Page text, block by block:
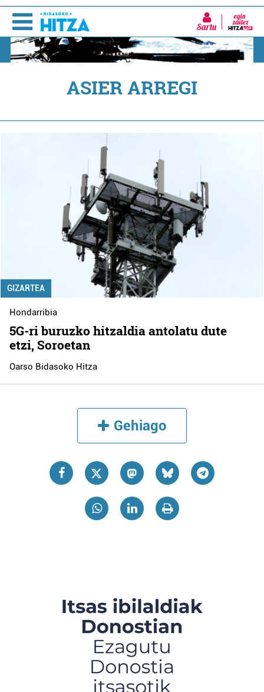
Sartu
ASIER ARREGI
GIZARTEA
Hondarribia
5G-ri buruzko hitzaldia antolatu dute
etzi, Soroetan
Oarso Bidasoko Hitza
Gehiago